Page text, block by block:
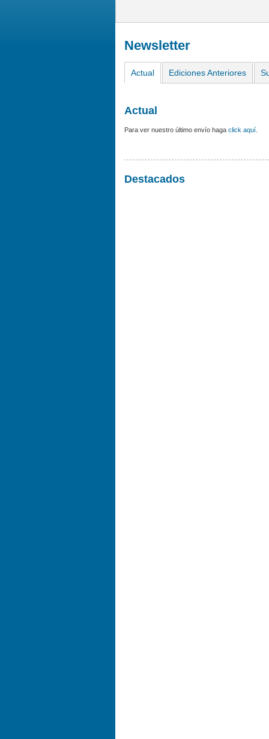
Newsletter
Actual Ediciones Anteriores
Actual
Para ver nuestro último envío haga click aquí
Destacados